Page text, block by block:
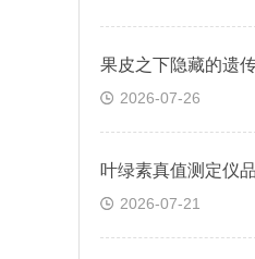
2026-07-26
2026-07-21